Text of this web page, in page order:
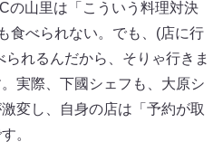
の山里は「こういう料理対決
食べられない。でも、(店に行
れるんだから、そりゃ行きま
実際、下國シェフも、大原シ
変し、自身の店は「予約が取
。